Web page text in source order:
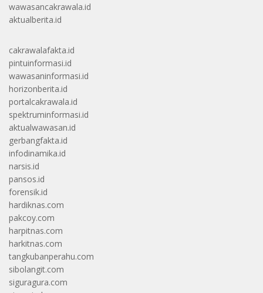
wawasancakrawala.id
aktualberita.id
cakrawalafakta.id
pintuinformasi.id
wawasaninformasi.id
horizonberita.id
portalcakrawala.id
spektruminformasi.id
aktualwawasan.id
gerbangfakta.id
infodinamika.id
narsis.id
pansos.id
forensik.id
hardiknas.com
pakcoy.com
harpitnas.com
harkitnas.com
tangkubanperahu.com
sibolangit.com
siguragura.com